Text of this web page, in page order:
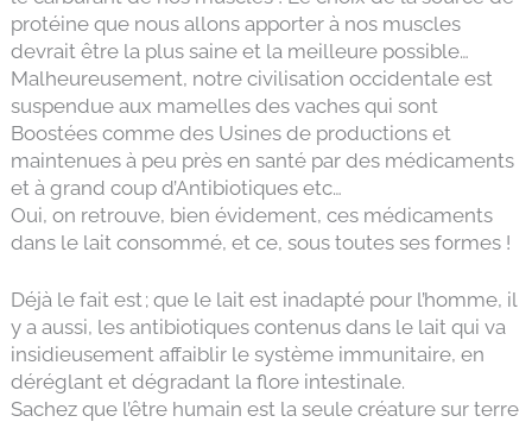
protéine que nous allons apporter à nos muscles
devrait être la plus saine et la meilleure possible…
Malheureusement, notre civilisation occidentale est
suspendue aux mamelles des vaches qui sont
Boostées comme des Usines de productions et
maintenues à peu près en santé par des médicaments
et à grand coup d’Antibiotiques etc…
Oui, on retrouve, bien évidement, ces médicaments
dans le lait consommé, et ce, sous toutes ses formes !
Déjà le fait est ; que le lait est inadapté pour l’homme, il
y a aussi, les antibiotiques contenus dans le lait qui va
insidieusement affaiblir le système immunitaire, en
déréglant et dégradant la flore intestinale.
Sachez que l’être humain est la seule créature sur terre